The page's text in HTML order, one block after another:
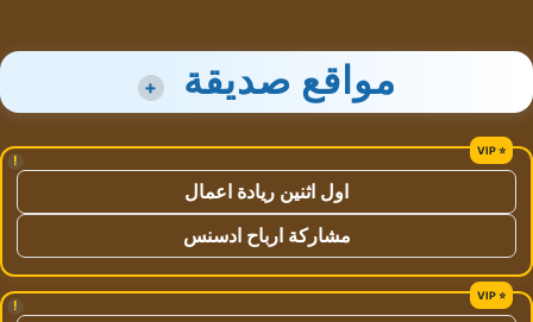
مواقع صديقة +
!
اول اثنين ريادة اعمال
مشاركة ارباح ادسنس
!